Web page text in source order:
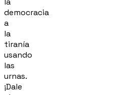
democracia
a
la
tiranía
usando
las
urnas.
¡Dale